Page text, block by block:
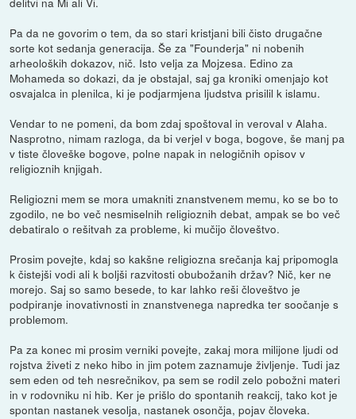
Pa da ne govorim o tem, da so stari kristjani bili čisto drugačne
sorte kot sedanja generacija. Še za "Founderja" ni nobenih
arheoloških dokazov, nič. Isto velja za Mojzesa. Edino za
Mohameda so dokazi, da je obstajal, saj ga kroniki omenjajo kot
osvajalca in plenilca, ki je podjarmjena ljudstva prisilil k islamu.
Vendar to ne pomeni, da bom zdaj spoštoval in veroval v Alaha.
Nasprotno, nimam razloga, da bi verjel v boga, bogove, še manj pa
v tiste človeške bogove, polne napak in nelogičnih opisov v
religioznih knjigah.
Religiozni mem se mora umakniti znanstvenem memu, ko se bo to
zgodilo, ne bo več nesmiselnih religioznih debat, ampak se bo več
debatiralo o rešitvah za probleme, ki mučijo človeštvo.
Prosim povejte, kdaj so kakšne religiozna srečanja kaj pripomogla
k čistejši vodi ali k boljši razvitosti obubožanih držav? Nič, ker ne
morejo. Saj so samo besede, to kar lahko reši človeštvo je
podpiranje inovativnosti in znanstvenega napredka ter soočanje s
problemom.
Pa za konec mi prosim verniki povejte, zakaj mora milijone ljudi od
rojstva živeti z neko hibo in jim potem zaznamuje življenje. Tudi jaz
sem eden od teh nesrečnikov, pa sem se rodil zelo pobožni materi
in v rodovniku ni hib. Ker je prišlo do spontanih reakcij, tako kot je
spontan nastanek vesolja, nastanek osončja, pojav človeka.